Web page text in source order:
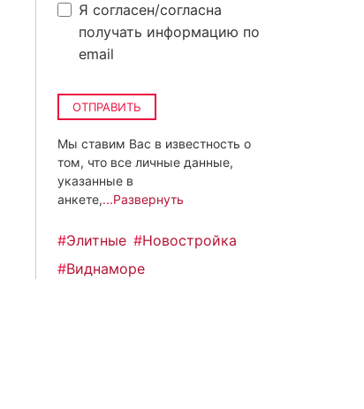
Я согласен/согласна
получать информацию по
email
ОТПРАВИТЬ
Мы ставим Вас в известность о
том, что все личные данные,
указанные в
анкете,...Развернуть
#Элитные #Новостройка
#Виднаморе